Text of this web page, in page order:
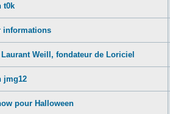
t0k
informations
Laurant Weill, fondateur de Loriciel
jmg12
pour Halloween